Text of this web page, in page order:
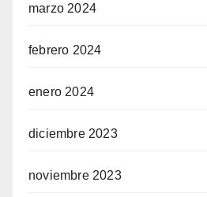
marzo 2024
febrero 2024
enero 2024
diciembre 2023
noviembre 2023